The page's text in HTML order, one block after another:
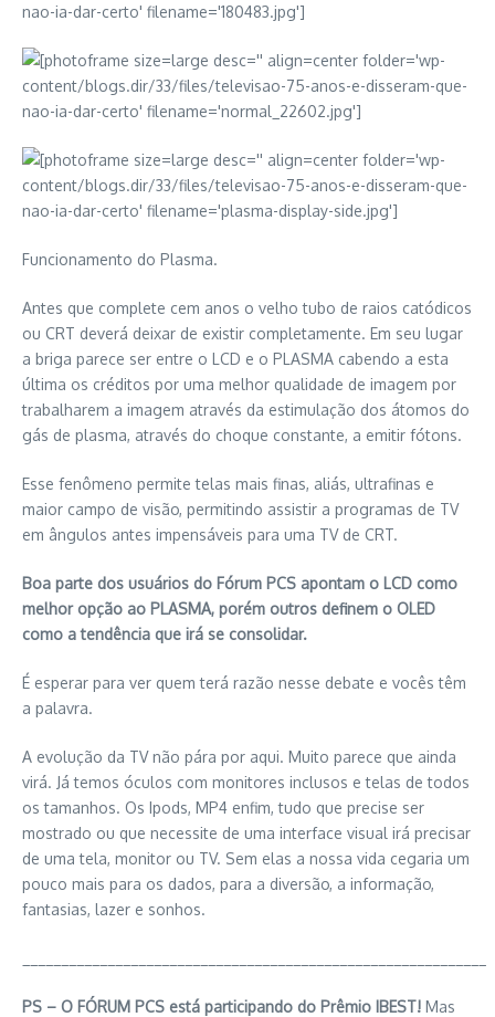
Funcionamento do Plasma.
Antes que complete cem anos o velho tubo de raios catódicos
ou CRT deverá deixar de existir completamente. Em seu lugar
a briga parece ser entre o LCD e o PLASMA cabendo a esta
última os créditos por uma melhor qualidade de imagem por
trabalharem a imagem através da estimulação dos átomos do
gás de plasma, através do choque constante, a emitir fótons.
Esse fenômeno permite telas mais finas, aliás, ultrafinas e
maior campo de visão, permitindo assistir a programas de TV
em ângulos antes impensáveis para uma TV de CRT.
Boa parte dos usuários do Fórum PCS apontam o LCD como
melhor opção ao PLASMA, porém outros definem o OLED
como a tendência que irá se consolidar.
É esperar para ver quem terá razão nesse debate e vocês têm
a palavra.
A evolução da TV não pára por aqui. Muito parece que ainda
virá. Já temos óculos com monitores inclusos e telas de todos
os tamanhos. Os Ipods, MP4 enfim, tudo que precise ser
mostrado ou que necessite de uma interface visual irá precisar
de uma tela, monitor ou TV. Sem elas a nossa vida cegaria um
pouco mais para os dados, para a diversão, a informação,
fantasias, lazer e sonhos.
PS – O FÓRUM PCS está participando do Prêmio IBEST! Mas